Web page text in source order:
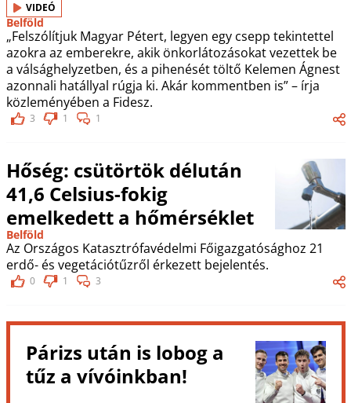
VIDEÓ
Belföld
„Felszólítjuk Magyar Pétert, legyen egy csepp tekintettel
azokra az emberekre, akik önkorlátozásokat vezettek be
a válsághelyzetben, és a pihenését töltő Kelemen Ágnest
azonnali hatállyal rúgja ki. Akár kommentben is” – írja
közleményében a Fidesz.
3 1 1
Hőség: csütörtök délután
41,6 Celsius-fokig
emelkedett a hőmérséklet
Belföld
Az Országos Katasztrófavédelmi Főigazgatósághoz 21
erdő- és vegetációtűzről érkezett bejelentés.
0 1 3
Párizs után is lobog a
tűz a vívóinkban!